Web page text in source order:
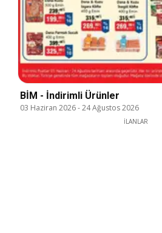
BİM - İndirimli Ürünler
03 Haziran 2026-24 Ağustos 2026
İLANLAR